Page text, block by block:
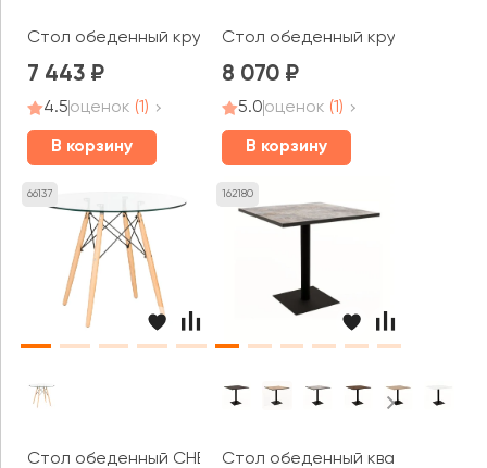
Стол обеденный круглый ВЕРОНА / VERONA
7 443
4.5оценок (1)
В корзину
Стол обеденный круглый
8 070
5.0оценок (1)
В корзину
66137
Стол обеденный CHELSEA'90 GLASS
162180
Стол обеденный квадратный